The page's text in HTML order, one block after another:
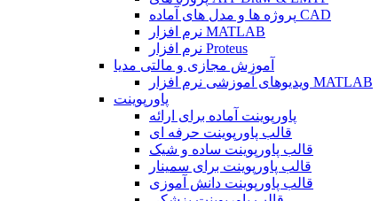
پروژه ها و مدل های آماده CAD
نرم افزار MATLAB
نرم افزار Proteus
آموزش مجازی و مالتی مدیا
ویدیوهای آموزشی نرم افزار MATLAB
پاورپوینت
پاورپوینت آماده برای ارائه
قالب پاورپوینت حرفه ای
قالب پاورپوینت ساده و شیک
قالب پاورپوینت برای سمینار
قالب پاورپوینت دانش آموزی